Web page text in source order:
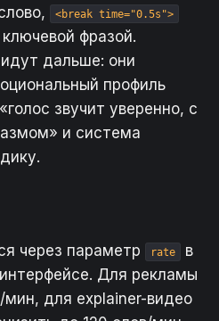
<break time="0.5s">
фразой.
дальше: они
профиль
звучит уверенно, с
и система
через параметр rate
в
Для рекламы
для explainer-видео